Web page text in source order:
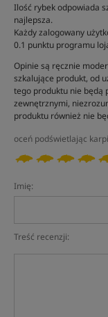
Ilość rybek odpowiada
najlepsza.
Każdy zalogowany
0.1 punktu programu
Opinie są ręcznie
szkalujące produkt, od
tego produktu nie będą
zewnętrznymi,
produktu również nie
oceń podświetlając
Imię:
Treść recenzji: